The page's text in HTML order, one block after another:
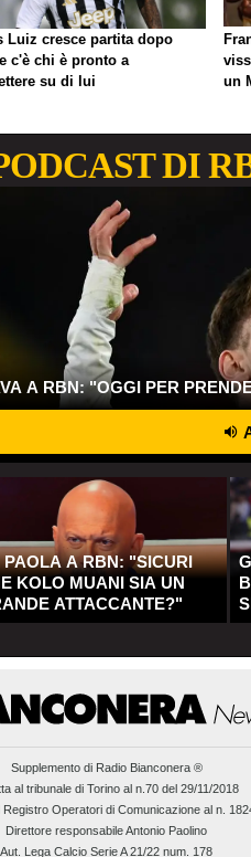
Luiz cresce partita dopo
c'è chi è pronto a
su di lui
un
DI
A RBN: "OGGI PER
PAOLA A RBN: "SICURI
KOLO MUANI SIA UN
ATTACCANTE?"
Supplemento di Radio Bianconera ®
al tribunale di Torino al n.70 del 29/11/2018
Registro Operatori di Comunicazione al n.
Direttore responsabile Antonio Paolino
Aut. Lega Calcio Serie A 21/22 num. 178